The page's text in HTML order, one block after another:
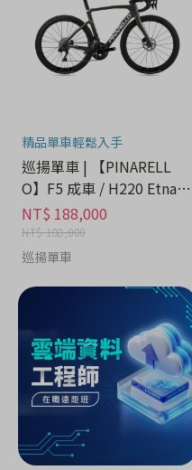
精品單車輕鬆入手
巡揚單車 | 【PINARELL
O】F5 成車 / H220 Etna B
lack Matt
NT$ 188,000
NT$ 188,000
巡揚單車